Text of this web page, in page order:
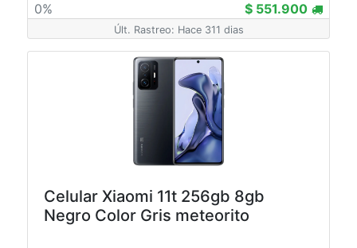
0% $ 551.900
Últ. Rastreo: Hace 311 dias
Celular Xiaomi 11t 256gb 8gb
Negro Color Gris meteorito